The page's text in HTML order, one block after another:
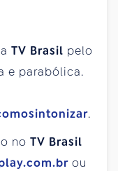
TV Brasil pelo
e parabólica.
.
no TV Brasil
ou